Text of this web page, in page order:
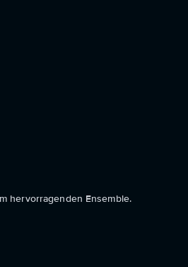
hervorragenden Ensemble.